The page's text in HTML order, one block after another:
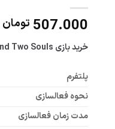
507.000 تومان
خرید بازی Beyond Two Souls برای PC (کامپیوتر)
پلتفرم
نحوه فعالسازی
مدت زمان فعالسازی